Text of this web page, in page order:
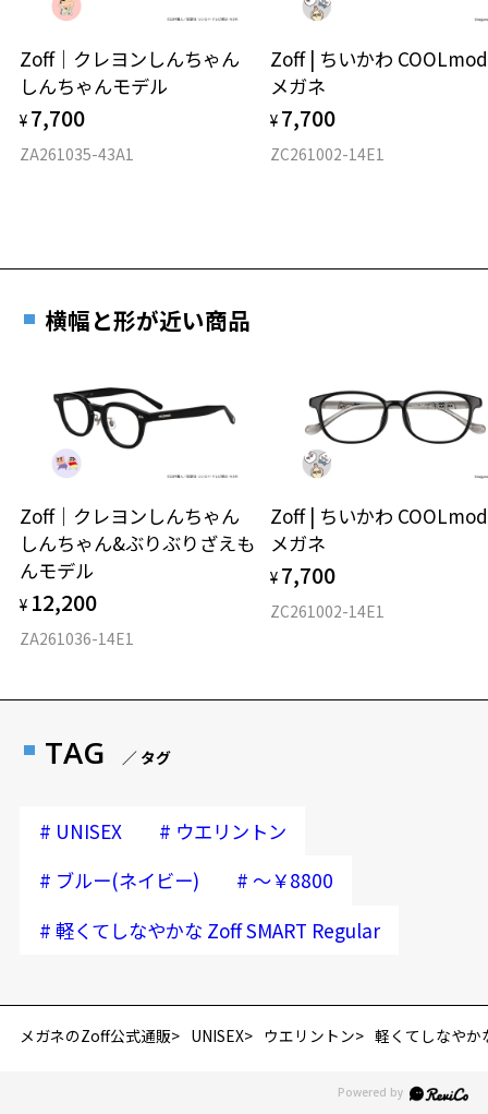
お気に入りリストは
材質
Zoff｜クレヨンしんちゃん
しんちゃんモデル
¥ 7,700
ZA261035-43A1
Zoff | ちいかわ
メガネ
¥ 7,700
ZC261002-14E1
横幅と形が近い商品
Zoff｜クレヨンしんちゃん
しんちゃん&ぶりぶりざえも
んモデル
¥ 12,200
ZA261036-14E1
Zoff | ちいかわ
メガネ
¥ 7,700
ZC261002-14E1
TAG ／ タグ
# UNISEX # ウエリントン
# ブルー(ネイビー) # ～￥8800
# 軽くてしなやかな Zoff SMART Regular
メガネのZoff公式通販 UNISEX ウエリントン 軽くてしなやか